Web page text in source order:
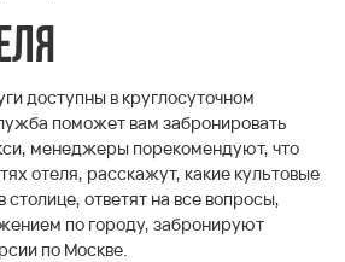
доступны в круглосуточном
поможет вам забронировать
менеджеры порекомендуют, что
отеля, расскажут, какие культовые
ответят на все вопросы,
по городу, забронируют
по Москве.